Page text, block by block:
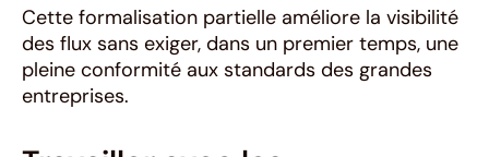
Cette formalisation partielle améliore la visibilité
des flux sans exiger, dans un premier temps, une
pleine conformité aux standards des grandes
entreprises.